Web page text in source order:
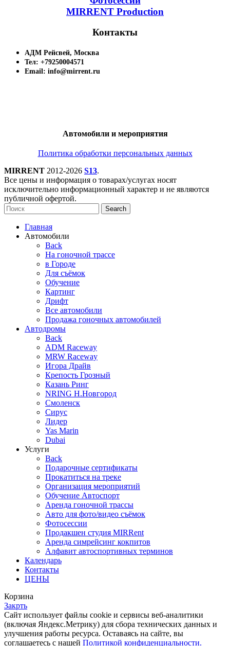
MIRRENT Production
Контакты
АДМ Рейсвей, Москва
Тел: +79250004571
Email: info@mirrent.ru
Автомобили и мероприятия
Политика обработки персональных данных
MIRRENT 2012-2026 S13.
Все цены и информация о товарах/услугах носят
исключительно информационный характер и не являются
публичной офертой.
Search
Главная
Автомобили
Back
На гоночной трассе
в Городе
Для съёмок
Обучение
Картинг
Дрифт
Все автомобили
Продажа гоночных автомобилей
Автодромы
Back
ADM Raceway
MRW Raceway
Игора Драйв
Крепость Грозный
Казань Ринг
NRING Н.Новгород
Смоленск
Сирус
Лидер
Yas Marin
Dubai
Услуги
Back
Подарочные сертификаты
Прокатиться на треке
Организация мероприятий
Обучение Автоспорт
Аренда гоночной трассы
Авто для фото/видео съёмок
Фотосессии
Продакшен студия MIRRent
Аренда симрейсинг кокпитов
Алфавит автоспортивных терминов
Календарь
Контакты
ЦЕНЫ
Корзина
Закрть
Cайт использует файлы cookie и сервисы веб-аналитики
(включая Яндекс.Метрику) для сбора технических данных и
улучшения работы ресурса. Оставаясь на сайте, вы
соглашаетесь с нашей Политикой конфиденциальности.